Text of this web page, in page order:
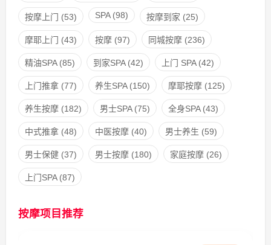
按摩上门 (53) SPA(98) 按摩到家 (25)
摩耶上门 (43) 按摩(97) 同城按摩(236)
精油SPA(85) 到家SPA(42) 上门 SPA(42)
上门推拿(77) 养生SPA(150) 摩耶按摩(125)
养生按摩(182) 男士SPA(75) 全身SPA(43)
中式推拿(48) 中医按摩(40) 男士养生 (59)
男士保健(37) 男士按摩(180) 家庭按摩(26)
上门SPA(87)
按摩项目推荐